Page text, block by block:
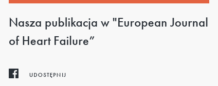
Nasza publikacja w "European Journal
of Heart Failure”
UDOSTĘPNIJ